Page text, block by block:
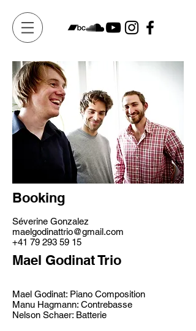
Booking
Séverine Gonzalez
maelgodinattrio@gmail.com
+41 79 293 59 15
Mael Godinat Trio
Mael Godinat: Piano Composition
Manu Hagmann: Contrebasse
Nelson Schaer: Batterie